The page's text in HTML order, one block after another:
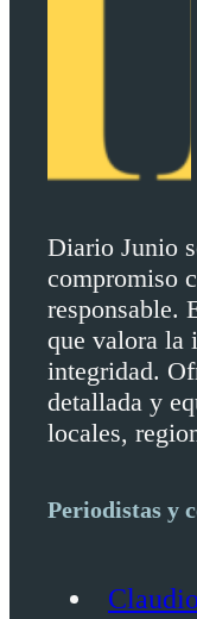
Diario Junio
compromiso
responsable.
que valora la
integridad.
detallada y
locales,
Periodistas y